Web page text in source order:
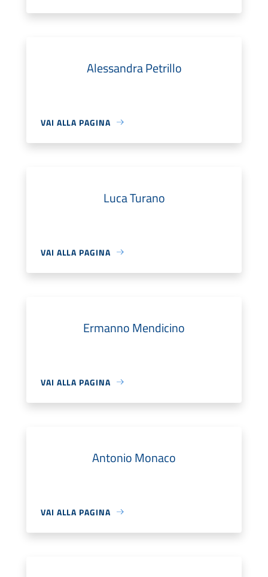
Alessandra Petrillo
VAI ALLA PAGINA
Luca Turano
VAI ALLA PAGINA
Ermanno Mendicino
VAI ALLA PAGINA
Antonio Monaco
VAI ALLA PAGINA